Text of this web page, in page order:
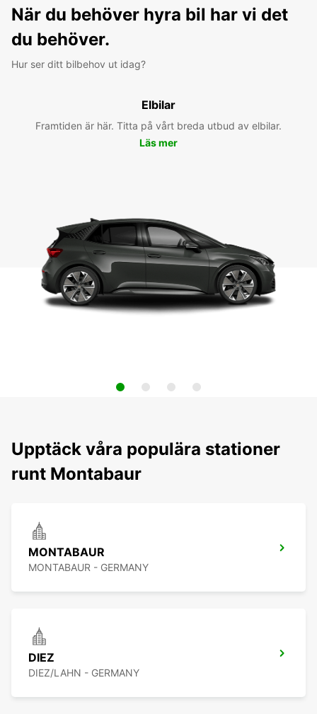
När du behöver hyra bil har vi det
du behöver.
Hur ser ditt bilbehov ut idag?
Elbilar
Framtiden är här. Titta på vårt breda utbud av elbilar.
Läs mer
Upptäck våra populära stationer
runt Montabaur
MONTABAUR
MONTABAUR - GERMANY
DIEZ
DIEZ/LAHN - GERMANY